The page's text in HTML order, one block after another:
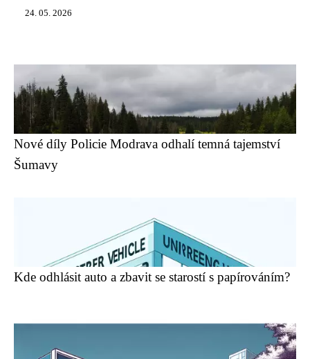
24. 05. 2026
Nové díly Policie Modrava odhalí temná tajemství
Šumavy
Kde odhlásit auto a zbavit se starostí s papírováním?